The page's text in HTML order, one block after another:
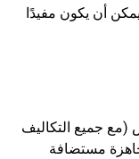
أن يكون مفيدًا
(مع جميع التكاليف
مستضافة